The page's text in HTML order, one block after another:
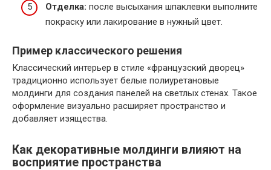
Отделка: после высыхания шпаклевки выполните
покраску или лакирование в нужный цвет.
Пример классического решения
Классический интерьер в стиле «французский дворец»
традиционно использует белые полиуретановые
молдинги для создания панелей на светлых стенах. Такое
оформление визуально расширяет пространство и
добавляет изящества.
Как декоративные молдинги влияют на
восприятие пространства